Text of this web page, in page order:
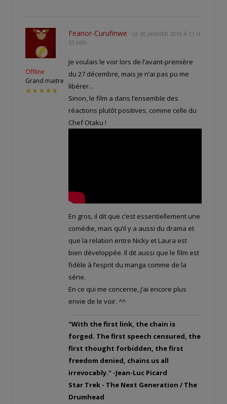
Offline
Grand maitre
★★★★★
Feanor-Curufinwe LE 30 JANVIER 2019 À 11 H
55 MIN
Je voulais le voir lors de l’avant-première
du 27 décembre, mais je n’ai pas pu me
libérer…
Sinon, le film a dans l’ensemble des
réactions plutôt positives, comme celle du
Chef Otaku !
En gros, il dit que c’est essentiellement une
comédie, mais qu’il y a aussi du drama et
que la relation entre Nicky et Laura est
bien développée. Il dit aussi que le film est
fidèle à l’esprit du manga comme de la
série.
En ce qui me concerne, j’ai encore plus
envie de le voir. ^^
"With the first link, the chain is
forged. The first speech censured, the
first thought forbidden, the first
freedom denied, chains us all
irrevocably." -Jean-Luc Picard
Star Trek - The Next Generation / The
Drumhead